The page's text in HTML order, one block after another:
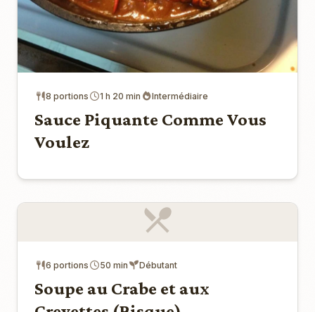
8 portions 1 h 20 min Intermédiaire
Sauce Piquante Comme Vous
Voulez
6 portions 50 min Débutant
Soupe au Crabe et aux